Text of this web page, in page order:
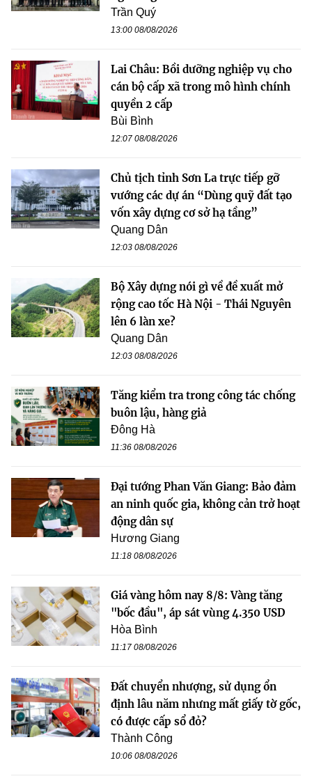
Trần Quý
13:00 08/08/2026
Lai Châu: Bồi dưỡng nghiệp vụ cho
cán bộ cấp xã trong mô hình chính
quyền 2 cấp
Bùi Bình
12:07 08/08/2026
Chủ tịch tỉnh Sơn La trực tiếp gỡ
vướng các dự án “Dùng quỹ đất tạo
vốn xây dựng cơ sở hạ tầng”
Quang Dân
12:03 08/08/2026
Bộ Xây dựng nói gì về đề xuất mở
rộng cao tốc Hà Nội - Thái Nguyên
lên 6 làn xe?
Quang Dân
12:03 08/08/2026
Tăng kiểm tra trong công tác chống
buôn lậu, hàng giả
Đông Hà
11:36 08/08/2026
Đại tướng Phan Văn Giang: Bảo đảm
an ninh quốc gia, không cản trở hoạt
động dân sự
Hương Giang
11:18 08/08/2026
Giá vàng hôm nay 8/8: Vàng tăng
"bốc đầu", áp sát vùng 4.350 USD
Hòa Bình
11:17 08/08/2026
Đất chuyển nhượng, sử dụng ổn
định lâu năm nhưng mất giấy tờ gốc,
có được cấp sổ đỏ?
Thành Công
10:06 08/08/2026